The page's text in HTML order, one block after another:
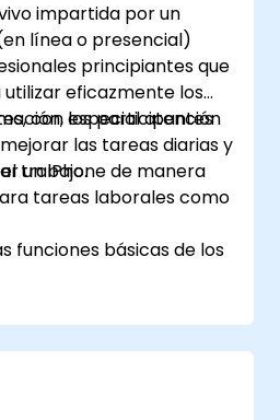
impartida por un
línea o presencial)
principiantes que
eficazmente los
con especial atención
las tareas diarias y
trabajo.
los participantes
un iPhone de manera
tareas laborales como
funciones básicas de los
dispositivos Android.
su iPhone para
clave para la